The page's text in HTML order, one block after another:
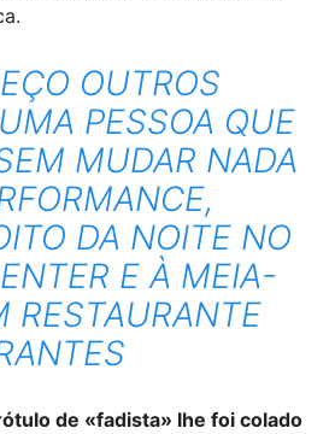
OUTROS
PESSOA QUE
MUDAR NADA
DA NOITE NO
E À MEIA-
RESTAURANTE
de «fadista» lhe foi colado